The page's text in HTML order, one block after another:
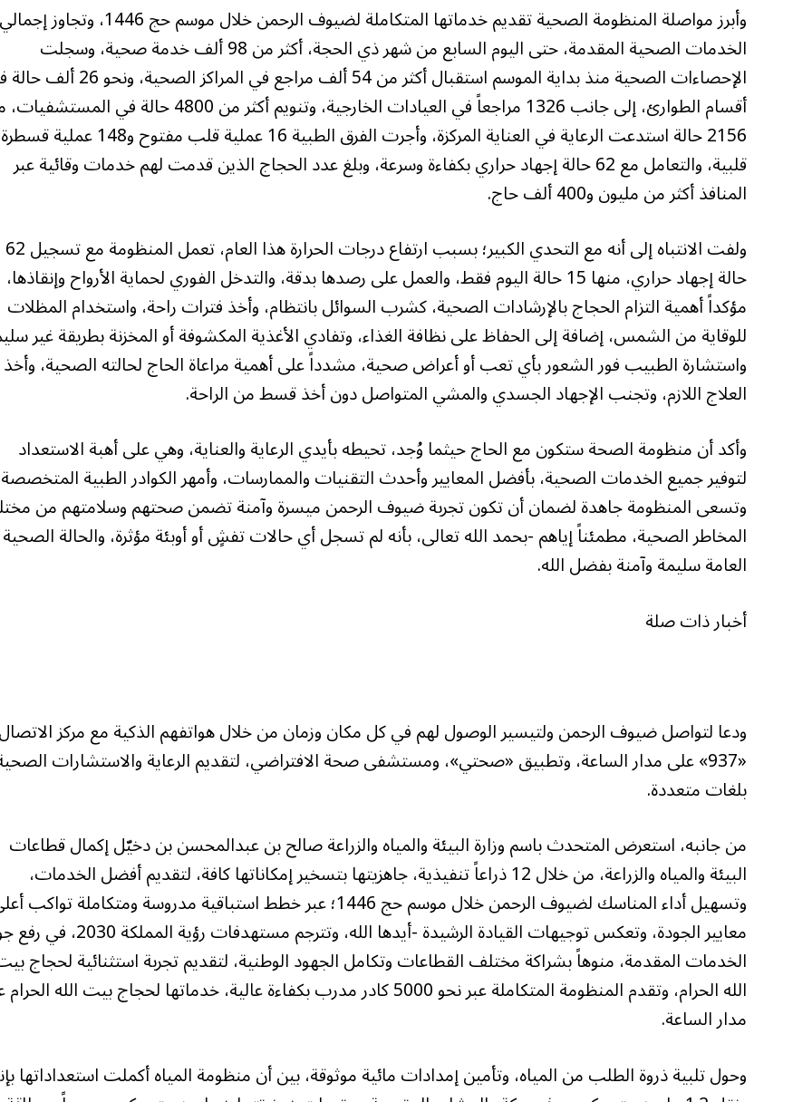
وأبرز مواصلة المنظومة الصحية تقديم خدماتها المتكاملة لضيوف الرحمن خلال موسم حج 1446، وتجاوز إجمالي
الخدمات الصحية المقدمة، حتى اليوم السابع من شهر ذي الحجة، أكثر من 98 ألف خدمة صحية، وسجلت
الإحصاءات الصحية منذ بداية الموسم استقبال أكثر من 54 ألف مراجع في المراكز
أقسام الطوارئ، إلى جانب 1326 مراجعاً في العيادات الخارجية، وتنويم أكثر من 4800 حالة في
2156 حالة استدعت الرعاية في العناية المركزة، وأجرت الفرق الطبية 16 عملية قلب مفتوح و148 عملية قسطرة
قلبية، والتعامل مع 62 حالة إجهاد حراري بكفاءة وسرعة، وبلغ عدد الحجاج الذين قدمت لهم خدمات وقائية عبر
المنافذ أكثر من مليون و400 ألف حاج.
ولفت الانتباه إلى أنه مع التحدي الكبير؛ بسبب ارتفاع درجات الحرارة هذا العام، تعمل المنظومة مع تسجيل 62
حالة إجهاد حراري، منها 15 حالة اليوم فقط، والعمل على رصدها بدقة، والتدخل الفوري لحماية الأرواح وإنقاذها،
مؤكداً أهمية التزام الحجاج بالإرشادات الصحية، كشرب السوائل بانتظام، وأخذ فترات راحة، واستخدام المظلات
للوقاية من الشمس، إضافة إلى الحفاظ على نظافة الغذاء، وتفادي الأغذية المكشوفة أو المخزنة بطريقة غير
واستشارة الطبيب فور الشعور بأي تعب أو أعراض صحية، مشدداً على أهمية مراعاة الحاج لحالته الصحية، وأخذ
العلاج اللازم، وتجنب الإجهاد الجسدي والمشي المتواصل دون أخذ قسط من الراحة.
وأكد أن منظومة الصحة ستكون مع الحاج حيثما وُجد، تحيطه بأيدي الرعاية والعناية، وهي على أهبة الاستعداد
لتوفير جميع الخدمات الصحية، بأفضل المعايير وأحدث التقنيات والممارسات، وأمهر الكوادر الطبية
وتسعى المنظومة جاهدة لضمان أن تكون تجربة ضيوف الرحمن ميسرة وآمنة تضمن صحتهم وسلامتهم من
المخاطر الصحية، مطمئناً إياهم -بحمد الله تعالى، بأنه لم تسجل أي حالات تفشٍ أو أوبئة مؤثرة، والحالة الصحية
العامة سليمة وآمنة بفضل الله.
أخبار ذات صلة
ودعا لتواصل ضيوف الرحمن ولتيسير الوصول لهم في كل مكان وزمان من خلال هواتفهم الذكية مع مركز الاتصال
«937» على مدار الساعة، وتطبيق «صحتي»، ومستشفى صحة الافتراضي، لتقديم الرعاية والاستشارات
بلغات متعددة.
من جانبه، استعرض المتحدث باسم وزارة البيئة والمياه والزراعة صالح بن عبدالمحسن بن دخيّل إكمال قطاعات
البيئة والمياه والزراعة، من خلال 12 ذراعاً تنفيذية، جاهزيتها بتسخير إمكاناتها كافة، لتقديم أفضل الخدمات،
وتسهيل أداء المناسك لضيوف الرحمن خلال موسم حج 1446؛ عبر خطط استباقية مدروسة ومتكاملة تواكب
معايير الجودة، وتعكس توجيهات القيادة الرشيدة -أيدها الله، وتترجم مستهدفات
الخدمات المقدمة، منوهاً بشراكة مختلف القطاعات وتكامل الجهود الوطنية، لتقديم تجربة استثنائية لحجاج
الله الحرام، وتقدم المنظومة المتكاملة عبر نحو 5000 كادر مدرب بكفاءة عالية، خدماتها لحجاج بيت الله
مدار الساعة.
وحول تلبية ذروة الطلب من المياه، وتأمين إمدادات مائية موثوقة، بين أن منظومة المياه أكملت استعداداتها